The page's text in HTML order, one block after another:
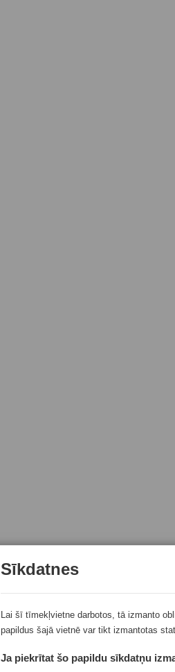
Sīkdatnes
Lai šī tīmekļvietne darbotos, tā izmanto
papildus šajā vietnē var tikt izmantotas
Ja piekrītat šo papildu sīkdatņu